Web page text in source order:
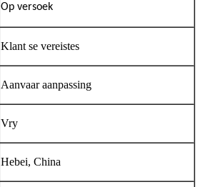
Op versoek
Klant se vereistes
Aanvaar aanpassing
Vry
Hebei, China